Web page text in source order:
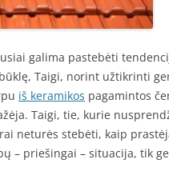
galima pastebėti
Taigi, norint užtikrinti
iš keramikos pagamintos
Taigi, tie, kurie
neturės stebėti, kaip
– priešingai – situacija, tik